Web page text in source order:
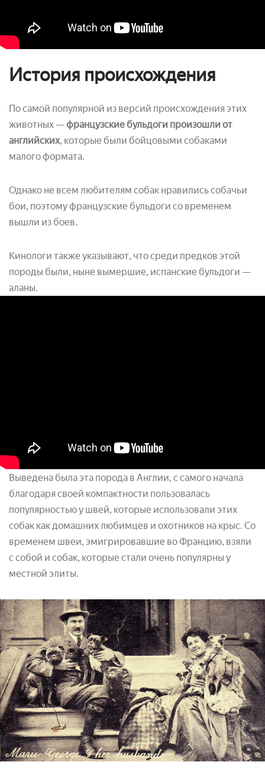
История происхождения
По самой популярной из версий происхождения этих
животных —французские бульдоги произошли от
английских, которые были бойцовыми собаками
малого формата.
Однако не всем любителям собак нравились собачьи
бои, поэтому французские бульдоги со временем
вышли из боев.
Кинологи также указывают, что среди предков этой
породы были, ныне вымершие, испанские бульдоги —
аланы.
Выведена была эта порода в Англии, с самого начала
благодаря своей компактности пользовалась
популярностью у швей, которые использовали этих
собак как домашних любимцев и охотников на крыс. Со
временем швеи, эмигрировавшие во Францию, взяли
с собой и собак, которые стали очень популярны у
местной элиты.